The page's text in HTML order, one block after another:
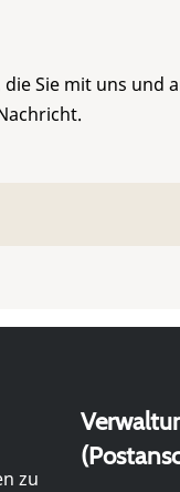
Sie mit uns und
zu